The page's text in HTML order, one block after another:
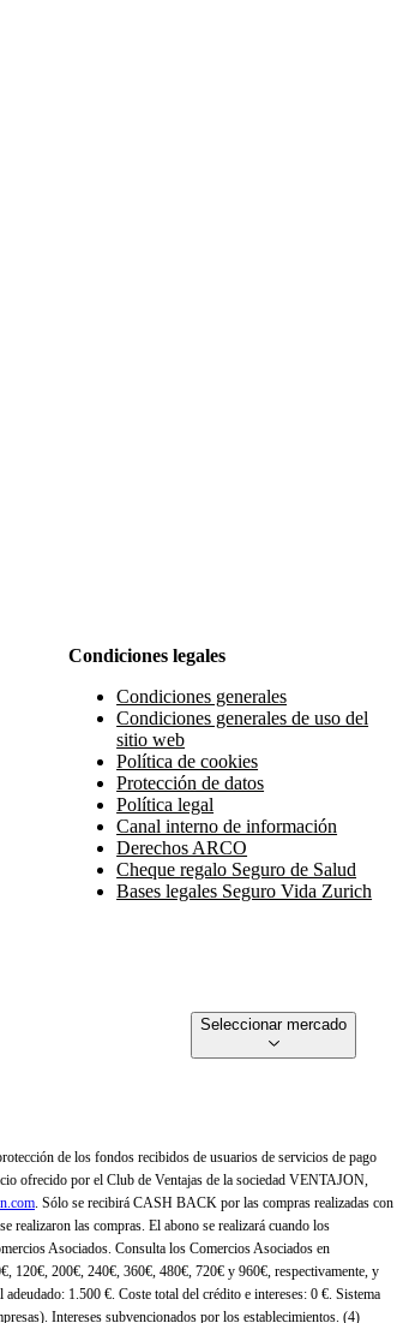
Condiciones legales
Condiciones generales
Condiciones generales de uso del
sitio web
Política de cookies
Protección de datos
Política legal
Canal interno de información
Derechos ARCO
Cheque regalo Seguro de Salud
Bases legales Seguro Vida Zurich
Seleccionar mercado
de los fondos recibidos de usuarios de servicios de pago
ofrecido por el Club de Ventajas de la sociedad VENTAJON,
. Sólo se recibirá CASH BACK por las compras realizadas con
las compras. El abono se realizará cuando los
Asociados. Consulta los Comercios Asociados en
120€, 200€, 240€, 360€, 480€, 720€ y 960€, respectivamente, y
1.500 €. Coste total del crédito e intereses: 0 €. Sistema
Intereses subvencionados por los establecimientos. (4)